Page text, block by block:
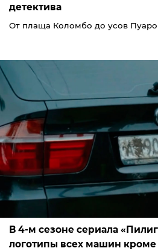
детектива
От плаща Коломбо до усов
В 4-м сезоне сериала
логотипы всех машин кроме